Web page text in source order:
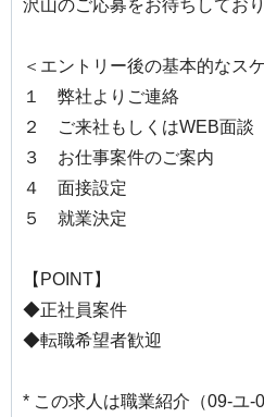
沢山のご応募をお待ちしてお
＜エントリー後の基本的なス
１ 弊社よりご連絡
２ ご来社もしくはWEB面談
３ お仕事案件のご案内
４ 面接設定
５ 就業決定
【POINT】
◆正社員案件
◆転職希望者歓迎
* この求人は職業紹介（09-ユ-